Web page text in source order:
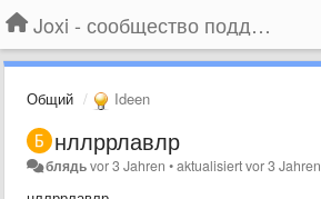
Joxi - сообщество поддержки
Общий Ideen
нллррлавлр
блядьvor 3 Jahren •aktualisiertvor 3 Jahren